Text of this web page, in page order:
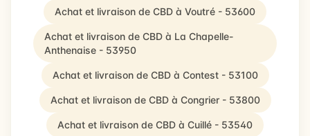
Achat et livraison de CBD à Voutré - 53600
Achat et livraison de CBD à La Chapelle-
Anthenaise - 53950
Achat et livraison de CBD à Contest - 53100
Achat et livraison de CBD à Congrier - 53800
Achat et livraison de CBD à Cuillé - 53540